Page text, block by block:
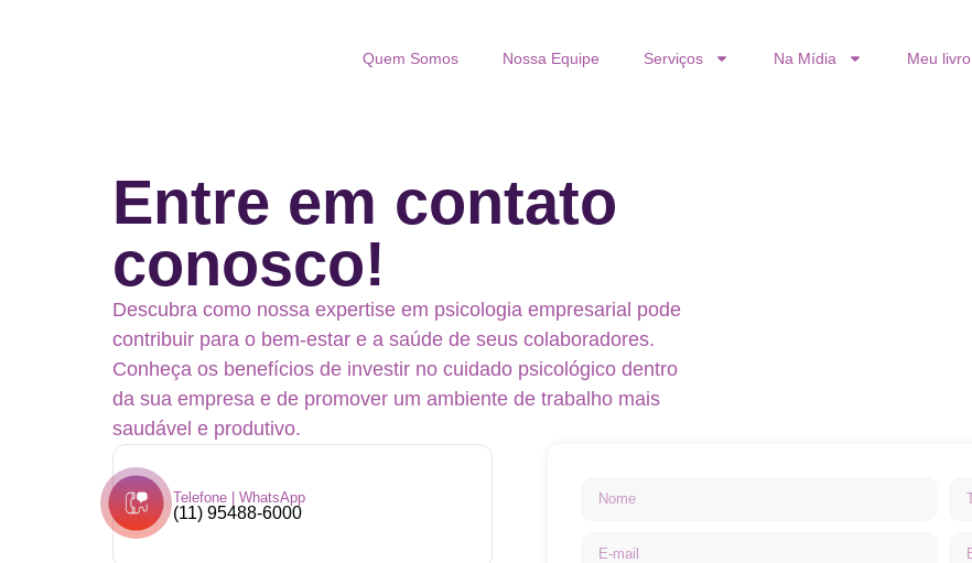
Quem Somos Nossa Equipe Serviços Na Mídia Meu livro
Entre em contato
conosco!
Descubra como nossa expertise em psicologia empresarial pode
contribuir para o bem-estar e a saúde de seus colaboradores.
Conheça os benefícios de investir no cuidado psicológico dentro
da sua empresa e de promover um ambiente de trabalho mais
saudável e produtivo.
Telefone | WhatsApp
(11) 95488-6000